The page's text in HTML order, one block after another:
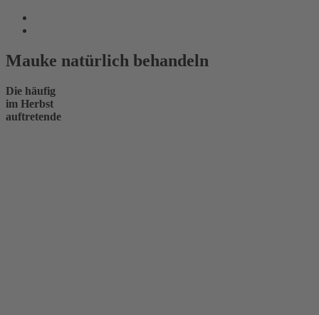
Mauke natürlich behandeln
Die häufig
im Herbst
auftretende